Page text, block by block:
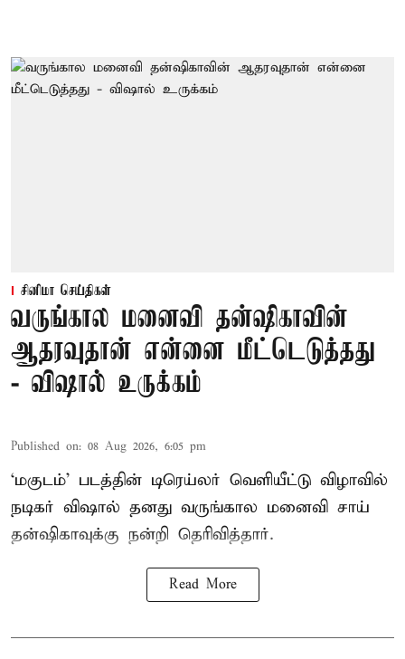
சினிமா செய்திகள்
வருங்கால மனைவி தன்ஷிகாவின்
ஆதரவுதான் என்னை மீட்டெடுத்தது
- விஷால் உருக்கம்
Published on: 08 Aug 2026, 6:05 pm
‘மகுடம்’ படத்தின் டிரெய்லர் வெளியீட்டு விழாவில்
நடிகர் விஷால் தனது வருங்கால மனைவி சாய்
தன்ஷிகாவுக்கு நன்றி தெரிவித்தார்.
Read More